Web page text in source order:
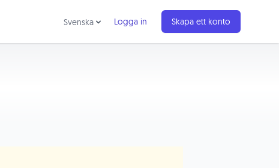
Svenska Logga in Skapa ett konto